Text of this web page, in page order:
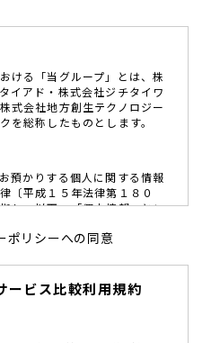
ける「当グループ」とは、株
イアド・株式会社ジチタイワ
式会社地方創生テクノロジー
を総称したものとします。
預かりする個人に関する情報
〔平成１５年法律第１８０
し、以下、「個人情報」とい
であると考えております。
情報保護の重要性の認識と取
、個人情報の適切な取り扱い
ポリシーへの同意
ービス比較利用規約